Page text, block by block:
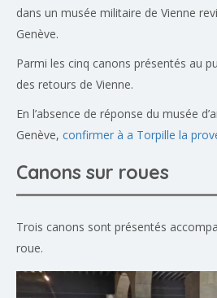
dans un musée militaire de Vienne
Genève.
Parmi les cinq canons présentés au
des retours de Vienne.
En l’absence de réponse du musée
Genève, confirmer à a Torpille la
Canons sur roues
Trois canons sont présentés
roue.